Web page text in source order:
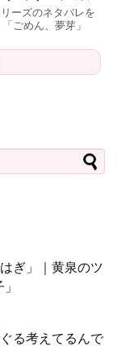
ーズのネタバレを
ごめん、夢芽」
ぎ」｜黄泉のツ
る考えてるんで